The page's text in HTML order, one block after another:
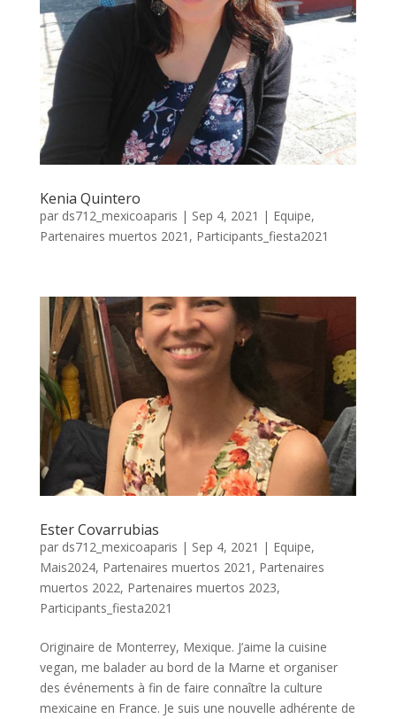
Kenia Quintero
par ds712_mexicoaparis | Sep 4, 2021 | Equipe,
Partenaires muertos 2021 , Participants_fiesta2021
Ester Covarrubias
par ds712_mexicoaparis | Sep 4, 2021 | Equipe,
Mais2024, Partenaires muertos 2021 , Partenaires
muertos 2022, Partenaires muertos 2023,
Participants_fiesta2021
Originaire de Monterrey, Mexique. J’aime la cuisine
vegan, me balader au bord de la Marne et organiser
des événements à fin de faire connaître la culture
mexicaine en France. Je suis une nouvelle adhérente de